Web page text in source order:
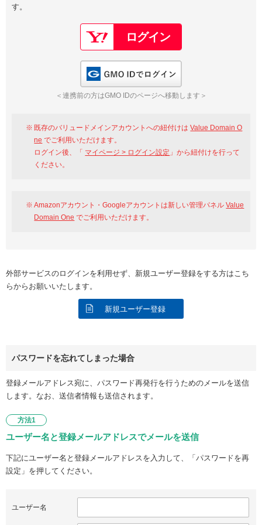
Google
GMO ID Amazon
※AmazonはValue Domain Oneのログイン画面へ遷移します
以下でも登録可能
Google Yahoo!
GMO ID
す。
＜連携前の方はGMO IDのページへ移動します＞
既存のバリュードメインアカウントへの紐付けはValue Domain O
ne でご利用いただけます。
ログイン後、「 マイページ > ログイン設定 」から紐付けを行って
ください。
Amazonアカウント・Googleアカウントは新しい管理パネルValue
Domain One でご利用いただけます。
外部サービスのログインを利用せず、新規ユーザー登録をする方はこち
らからお願いいたします。
新規ユーザー登録
パスワードを忘れてしまった場合
登録メールアドレス宛に、パスワード再発行を行うためのメールを送信
します。なお、送信者情報も送信されます。
方法1
ユーザー名と登録メールアドレスでメールを送信
下記にユーザー名と登録メールアドレスを入力して、「パスワードを再
設定」を押してください。
ユーザー名